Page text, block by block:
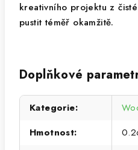
kreativního projektu z
pustit téměř okamžitě.
Doplňkové
Kategorie:
Hmotnost: